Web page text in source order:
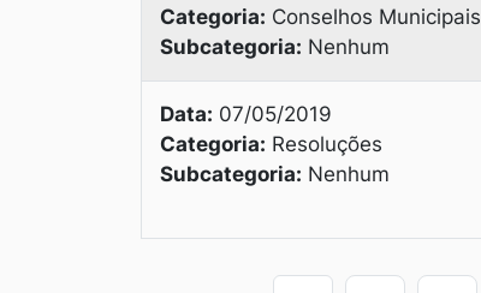
Categoria: Conselhos Municipais
Subcategoria: Nenhum
Data: 07/05/2019
Categoria: Resoluções
Subcategoria: Nenhum